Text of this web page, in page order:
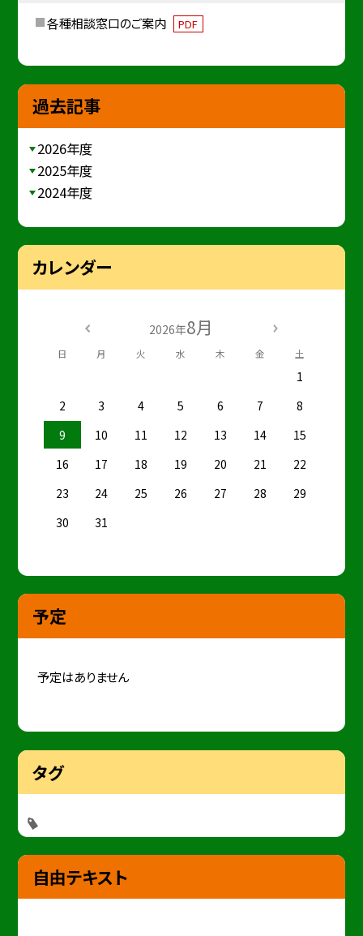
各種相談窓口のご案内 PDF
過去記事
2026年度
2025年度
2024年度
カレンダー
2026年8月
日 月 火 水 木 金 土
1
2
3 4 5 6 7
8
9
10 11 12 13 14
15
16
17 18 19 20 21
22
23
24 25 26 27 28
29
30
31
予定
予定はありません
タグ
自由テキスト